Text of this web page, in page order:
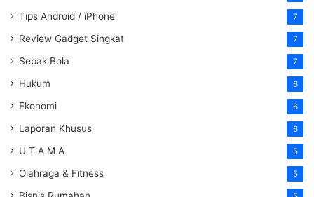
Tips Android / iPhone 7
Review Gadget Singkat 7
Sepak Bola 7
Hukum 6
Ekonomi 6
Laporan Khusus 6
U T A M A 5
Olahraga & Fitness 5